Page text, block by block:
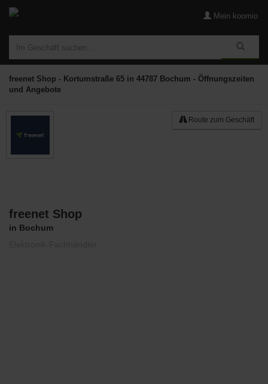
Mein koomio
freenet Shop - Kortumstraße 65 in 44787 Bochum - Öffnungszeiten
und Angebote
Route zum Geschäft
freenet Shop
in Bochum